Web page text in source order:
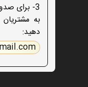
3- برای
به
دهید: